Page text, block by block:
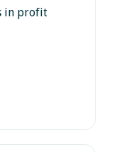
in profit